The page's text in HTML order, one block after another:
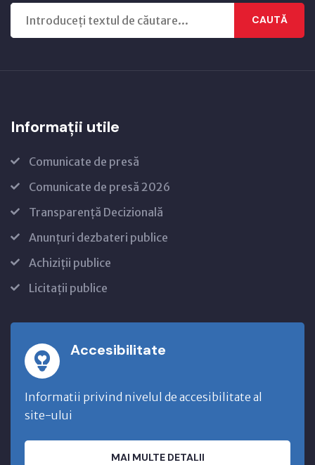
CAUTĂ
Informații utile
Comunicate de presă
Comunicate de presă 2026
Transparență Decizională
Anunțuri dezbateri publice
Achiziții publice
Licitații publice
Accesibilitate
Informatii privind nivelul de accesibilitate al
site-ului
MAI MULTE DETALII